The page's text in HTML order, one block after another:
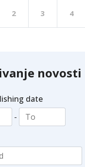
2 3 4
novosti
date
-